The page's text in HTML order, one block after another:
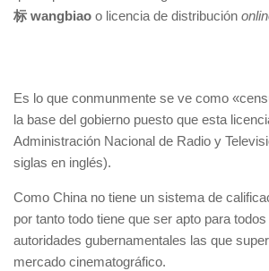
标 wangbiao o licencia de distribución
Es lo que conmunmente se ve como
la base del gobierno puesto que esta
Administración Nacional de Radio y
siglas en inglés).
Como China no tiene un sistema de
por tanto todo tiene que ser apto para
autoridades gubernamentales las que
mercado cinematográfico.